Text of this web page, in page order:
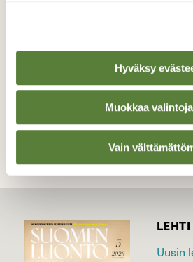
Hyväksy
Muokkaa valintoja
Vain
Valokuvaaja: Risto
Raisio 10.5.2018
TAKAISIN
LEHTI
Uusin